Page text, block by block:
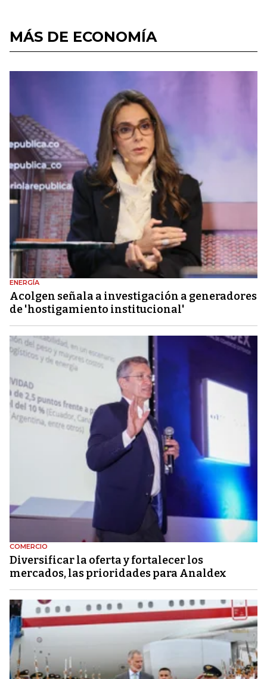
MÁS DE ECONOMÍA
ENERGÍA
Acolgen señala a investigación a generadores
de 'hostigamiento institucional'
COMERCIO
Diversificar la oferta y fortalecer los
mercados, las prioridades para Analdex